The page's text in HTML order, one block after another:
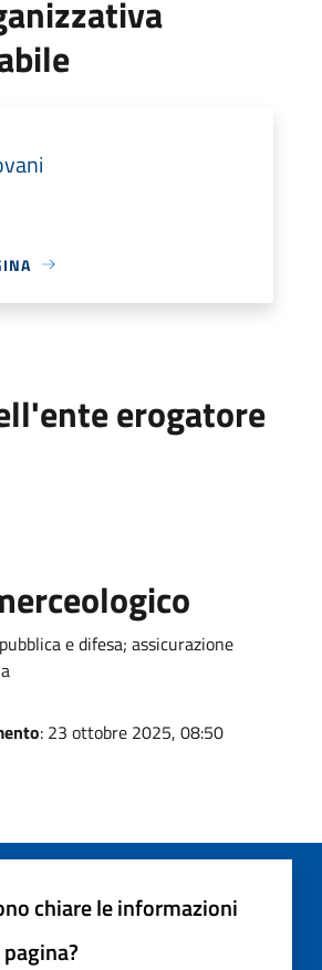
erogatore
e difesa; assicurazione
: 23 ottobre 2025, 08:50
chiare le informazioni